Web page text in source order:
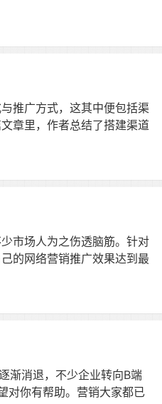
推广方式，这其中便包括渠
章里，作者总结了搭建渠道
市场人为之伤透脑筋。针对
的网络营销推广效果达到最
渐消退，不少企业转向B端
对你有帮助。营销大家都已